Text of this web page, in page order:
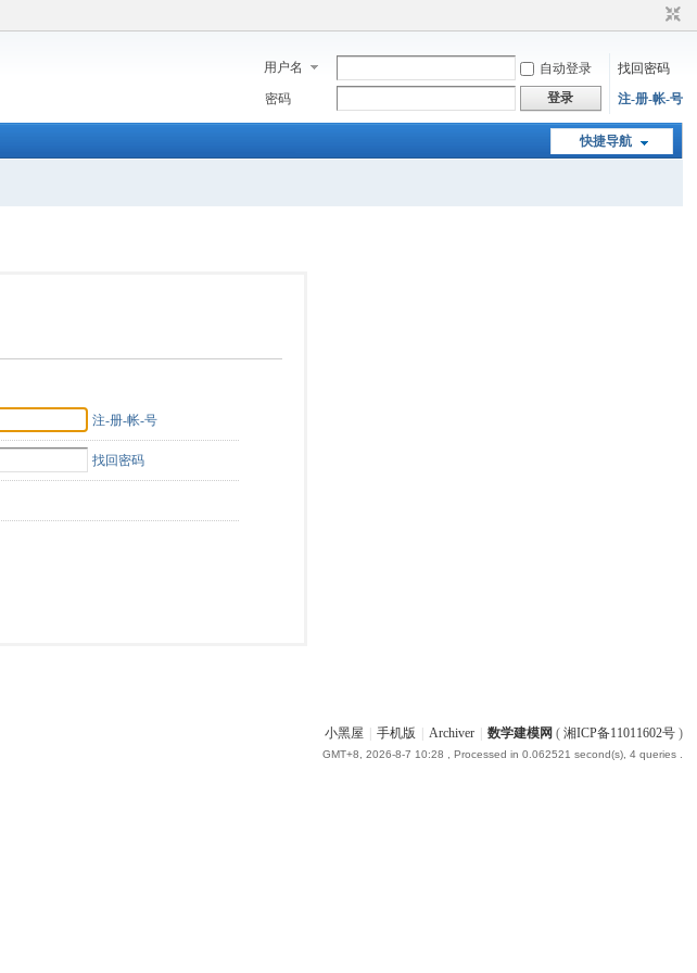
用户名 自动登录
找回密码
密码
登录 注-册-帐-号
快捷导航
注-册-帐-号
找回密码
小黑屋 手机版 Archiver 数学建模网 ( 湘ICP备11011602号)
GMT+8, 2026-8-7 10:28 , Processed in 0.062521 second(s), 4 queries .